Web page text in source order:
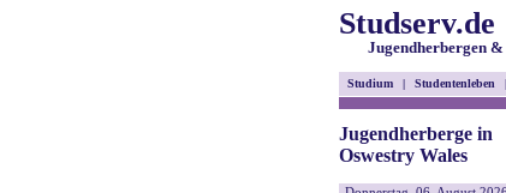
Studserv.de
Jugendherbergen &
Studium | Studentenleben |
Jugendherberge in
Oswestry Wales